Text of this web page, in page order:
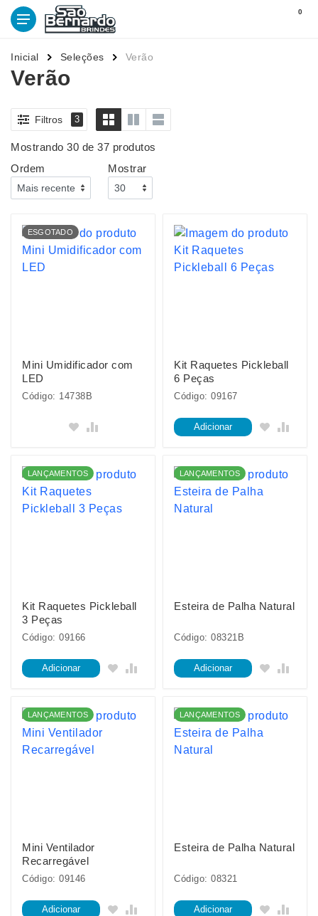
0
Inicial Seleções Verão
Verão
Filtros 3
Mostrando 30 de 37 produtos
Ordem
Mostrar
ESGOTADO
Mini Umidificador com
LED
Código: 14738B
Kit Raquetes Pickleball
6 Peças
Código: 09167
Adicionar
LANÇAMENTOS
Kit Raquetes Pickleball
3 Peças
Código: 09166
Adicionar
LANÇAMENTOS
Esteira de Palha Natural
Código: 08321B
Adicionar
LANÇAMENTOS
Mini Ventilador
Recarregável
Código: 09146
Adicionar
LANÇAMENTOS
Esteira de Palha Natural
Código: 08321
Adicionar